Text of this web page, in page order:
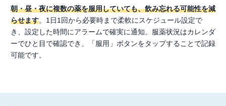
朝・昼・夜に複数の薬を服用していても、飲み忘れる可能性を減
らせます。1日1回から必要時まで柔軟にスケジュール設定で
き、設定した時間にアラームで確実に通知。服薬状況はカレンダ
ーでひと目で確認でき、「服用」ボタンをタップすることで記録
可能です。